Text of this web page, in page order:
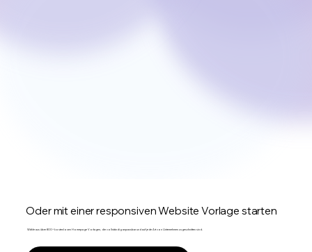
Oder mit einer responsiven Website Vorlage starten
Wähle aus über 800+ kostenlosen Homepage Vorlagen, die vollständig anpassbar und auf jede Art von Unternehmen zugeschnitten sind.